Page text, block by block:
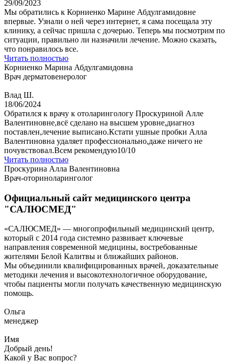
29/09/2023
Мы обратились к Корниенко Марине Абдулгамидовне
впервые. Узнали о ней через интернет, я сама посещала эту
клинику, а сейчас пришла с дочерью. Теперь мы посмотрим по
ситуации, правильно ли назначили лечение. Можно сказать,
что понравилось все.
Читать полностью
Корниенко Марина Абдулгамидовна
Врач дерматовенеролог
Влад Ш.
18/06/2024
Обратился к врачу к отоларингологу Проскуриной Алле
Валентиновне,всё сделано на высшем уровне,диагноз
поставлен,лечение выписано.Кстати ушные пробки Алла
Валентиновна удаляет профессионально,даже ничего не
почувствовал.Всем рекомендую10/10
Читать полностью
Проскурина Алла Валентиновна
Врач-оториноларинголог
Официальный сайт медицинского центра
"САЛЮСМЕД"
«САЛЮСМЕД» — многопрофильный медицинский центр,
который с 2014 года системно развивает ключевые
направления современной медицины, востребованные
жителями Белой Калитвы и ближайших районов.
Мы объединили квалифицированных врачей, доказательные
методики лечения и высокотехнологичное оборудование,
чтобы пациенты могли получать качественную медицинскую
помощь.
Ольга
менеджер
Имя
Добрый день!
Какой у Вас вопрос?